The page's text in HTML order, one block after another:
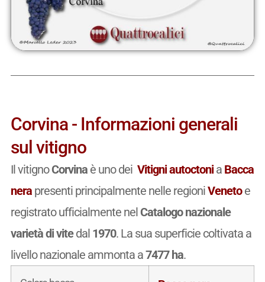
Corvina - Informazioni generali
sul vitigno
Il vitignoCorvina è uno dei Vitigni autoctonia Bacca
nerapresenti principalmente nelle regioniVenetoe
registrato ufficialmente nel Catalogo nazionale
varietà di vitedal 1970. La sua superficie coltivata a
livello nazionale ammonta a7477 ha.